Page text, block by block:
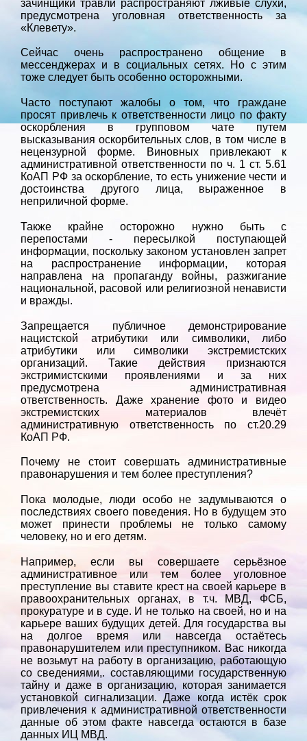
зачинщики травли распространяют лживые слухи,
предусмотрена уголовная ответственность за
«Клевету».
Сейчас очень распространено общение в
мессенджерах и в социальных сетях. Но с этим
тоже следует быть особенно осторожными.
Часто поступают жалобы о том, что граждане
просят привлечь к ответственности лицо по факту
оскорбления в групповом чате путем
высказывания оскорбительных слов, в том числе в
нецензурной форме. Виновных привлекают к
административной ответственности по ч. 1 ст. 5.61
КоАП РФ за оскорбление, то есть унижение чести и
достоинства другого лица, выраженное в
неприличной форме.
Также крайне осторожно нужно быть с
перепостами - пересылкой поступающей
информации, поскольку законом установлен запрет
на распространение информации, которая
направлена на пропаганду войны, разжигание
национальной, расовой или религиозной ненависти
и вражды.
Запрещается публичное демонстрирование
нацистской атрибутики или символики, либо
атрибутики или символики экстремистских
организаций. Такие действия признаются
экстримистскими проявлениями и за них
предусмотрена административная
ответственность. Даже хранение фото и видео
экстремистских материалов влечёт
административную ответственность по ст.20.29
КоАП РФ.
Почему не стоит совершать административные
правонарушения и тем более преступления?
Пока молодые, люди особо не задумываются о
последствиях своего поведения. Но в будущем это
может принести проблемы не только самому
человеку, но и его детям.
Например, если вы совершаете серьёзное
административное или тем более уголовное
преступление вы ставите крест на своей карьере в
правоохранительных органах, в т.ч. МВД, ФСБ,
прокуратуре и в суде. И не только на своей, но и на
карьере ваших будущих детей. Для государства вы
на долгое время или навсегда остаётесь
правонарушителем или преступником. Вас никогда
не возьмут на работу в организацию, работающую
со сведениями,. составляющими государственную
тайну и даже в организацию, которая занимается
установкой сигнализации. Даже когда истёк срок
привлечения к административной ответственности
данные об этом факте навсегда остаются в базе
данных ИЦ МВД.